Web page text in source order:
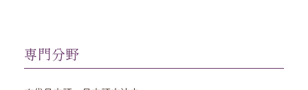
専門分野